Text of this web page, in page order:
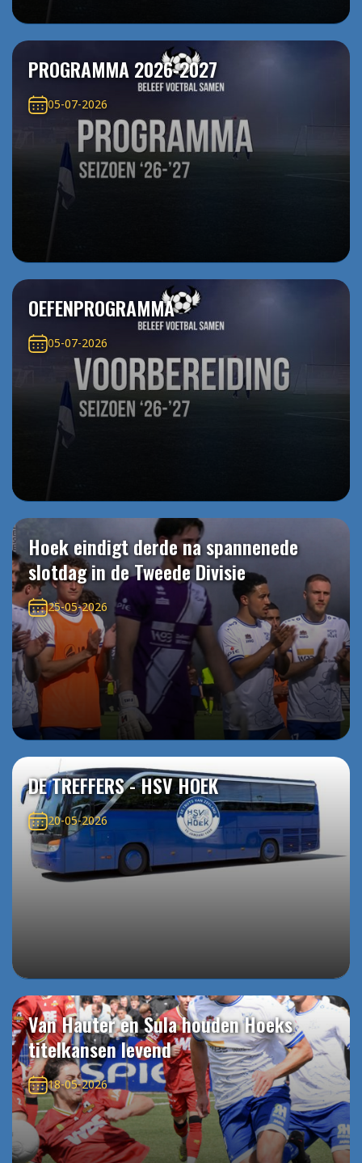
PROGRAMMA 2026-2027
05-07-2026
OEFENPROGRAMMA
05-07-2026
Hoek eindigt derde na spannenede
slotdag in de Tweede Divisie
25-05-2026
DE TREFFERS - HSV HOEK
20-05-2026
Van Hauter en Sula houden Hoeks
titelkansen levend
18-05-2026